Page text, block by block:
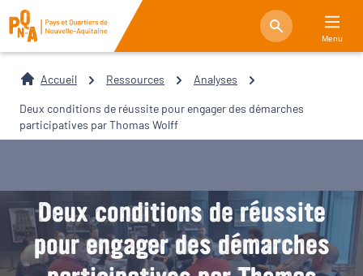
Menu
Accueil Ressources Analyses
Deux conditions de réussite pour engager des démarches
participatives par Thomas Wolff
Deux conditions de réussite
pour engager des démarches